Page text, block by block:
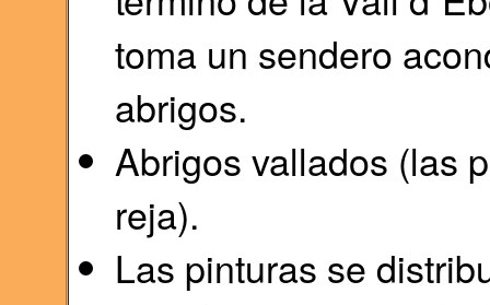
toma un sendero
abrigos.
Abrigos vallados (las
reja).
Las pinturas se